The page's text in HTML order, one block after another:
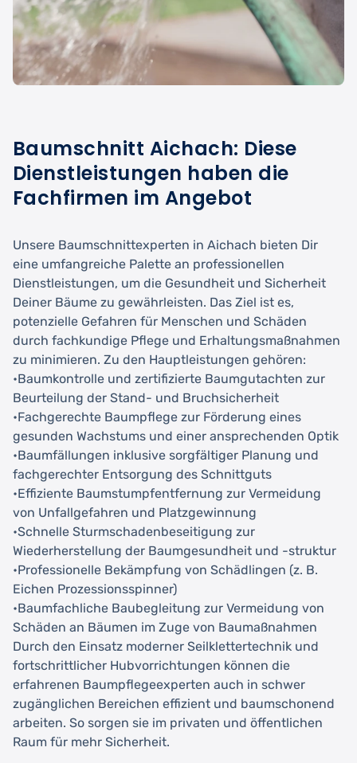
Baumschnitt Aichach: Diese
Dienstleistungen haben die
Fachfirmen im Angebot
Unsere Baumschnittexperten in Aichach bieten Dir
eine umfangreiche Palette an professionellen
Dienstleistungen, um die Gesundheit und Sicherheit
Deiner Bäume zu gewährleisten. Das Ziel ist es,
potenzielle Gefahren für Menschen und Schäden
durch fachkundige Pflege und Erhaltungsmaßnahmen
zu minimieren. Zu den Hauptleistungen gehören:
•Baumkontrolle und zertifizierte Baumgutachten zur
Beurteilung der Stand- und Bruchsicherheit
•Fachgerechte Baumpflege zur Förderung eines
gesunden Wachstums und einer ansprechenden Optik
•Baumfällungen inklusive sorgfältiger Planung und
fachgerechter Entsorgung des Schnittguts
•Effiziente Baumstumpfentfernung zur Vermeidung
von Unfallgefahren und Platzgewinnung
•Schnelle Sturmschadenbeseitigung zur
Wiederherstellung der Baumgesundheit und -struktur
•Professionelle Bekämpfung von Schädlingen (z. B.
Eichen Prozessionsspinner)
•Baumfachliche Baubegleitung zur Vermeidung von
Schäden an Bäumen im Zuge von Baumaßnahmen
Durch den Einsatz moderner Seilklettertechnik und
fortschrittlicher Hubvorrichtungen können die
erfahrenen Baumpflegeexperten auch in schwer
zugänglichen Bereichen effizient und baumschonend
arbeiten. So sorgen sie im privaten und öffentlichen
Raum für mehr Sicherheit.